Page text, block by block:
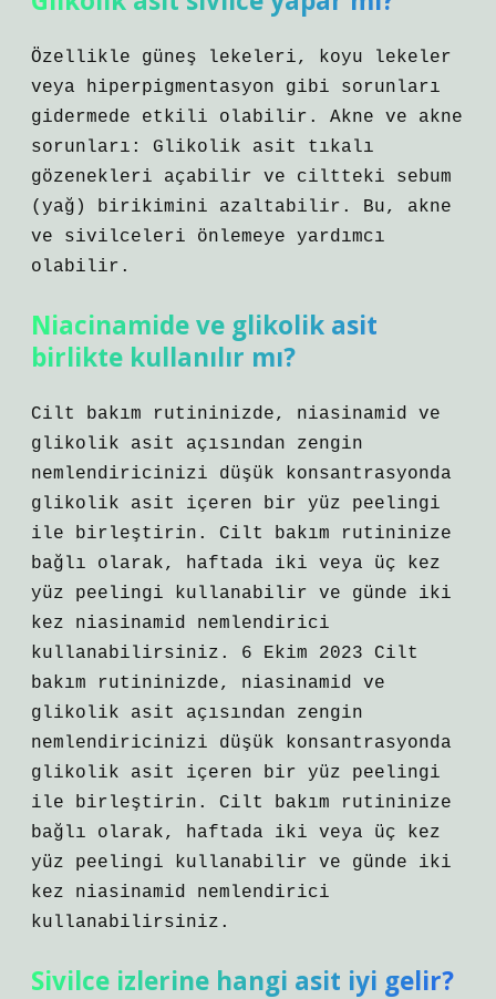
Özellikle güneş lekeleri, koyu lekeler
veya hiperpigmentasyon gibi sorunları
gidermede etkili olabilir. Akne ve akne
sorunları: Glikolik asit tıkalı
gözenekleri açabilir ve ciltteki sebum
(yağ) birikimini azaltabilir. Bu, akne
ve sivilceleri önlemeye yardımcı
olabilir.
Niacinamide ve glikolik asit
birlikte kullanılır mı?
Cilt bakım rutininizde, niasinamid ve
glikolik asit açısından zengin
nemlendiricinizi düşük konsantrasyonda
glikolik asit içeren bir yüz peelingi
ile birleştirin. Cilt bakım rutininize
bağlı olarak, haftada iki veya üç kez
yüz peelingi kullanabilir ve günde iki
kez niasinamid nemlendirici
kullanabilirsiniz. 6 Ekim 2023 Cilt
bakım rutininizde, niasinamid ve
glikolik asit açısından zengin
nemlendiricinizi düşük konsantrasyonda
glikolik asit içeren bir yüz peelingi
ile birleştirin. Cilt bakım rutininize
bağlı olarak, haftada iki veya üç kez
yüz peelingi kullanabilir ve günde iki
kez niasinamid nemlendirici
kullanabilirsiniz.
Sivilce izlerine hangi asit iyi gelir?